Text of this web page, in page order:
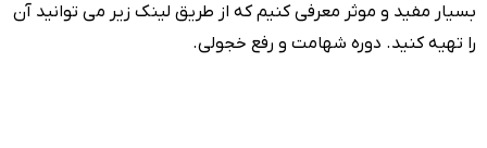
بسیار مفید و موثر معرفی کنیم که از طریق لینک زیر می توانید آن
را تهیه کنید. دوره شهامت و رفع خجولی.